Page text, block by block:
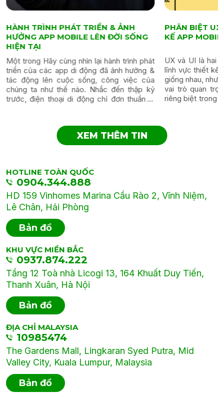
HÀNH TRÌNH PHÁT TRIỂN & ẢNH
HƯỞNG APP MOBILE LÊN ĐỜI SỐNG
HIỆN TẠI
Một trong Hãy cùng nhìn lại hành trình phát
triển của các app di động đã ảnh hưởng &
tác động lên cuộc sống, công việc của
chúng ta như thế nào. Nhắc đến thập kỷ
trước, điện thoại di động chỉ đơn thuần là
PHÂN BIỆT
KẾ APP
UX và UI là hai
lĩnh vực thiết kế
giống nhau,
vai trò quan
riêng biệt trong
XEM THÊM TIN
HOTLINE TOÀN QUỐC
0904.344.888
HD 159 Vinhomes Marina Cầu Rào 2, Vĩnh Niệm,
Lê Chân, Hải Phòng
Bản đồ
KHU VỰC MIỀN BẮC
0937.874.222
Tầng 12 Toà nhà Licogi 13, 164 Khuất Duy Tiến,
Thanh Xuân, Hà Nội
Bản đồ
ĐỊA CHỈ MALAYSIA
10985474
The Gardens Mall, Lingkaran Syed Putra, Mid
Valley City, Kuala Lumpur, Malaysia
Bản đồ